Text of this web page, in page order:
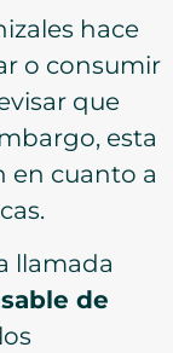
hace
o consumir
que
esta
en cuanto a
llamada
de